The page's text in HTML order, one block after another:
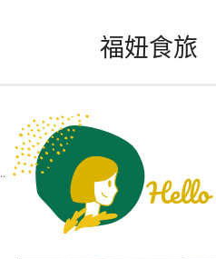
內
福妞食旅
..